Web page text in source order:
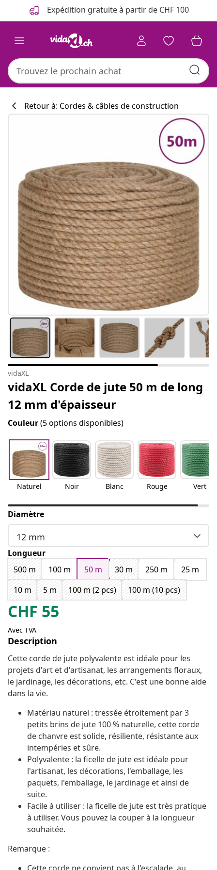
Précédent Expédition gratuite à partir de CHF 100
Retour à: Cordes & câbles de construction
vidaXL
vidaXL Corde de jute 50 m de long
12 mm d'épaisseur
Couleur(5 options disponibles)
Naturel Noir Blanc Rouge Vert
Diamètre
12 mm
Longueur
500 m
100 m 50 m 30 m 250 m
25 m
10 m
5 m 100 m (2 pcs) 100 m (10 pcs)
CHF 55
Avec TVA
Description
Cette corde de jute polyvalente est idéale pour les
projets d'art et d'artisanat, les arrangements floraux,
le jardinage, les décorations, etc. C'est une bonne aide
dans la vie.
Matériau naturel : tressée étroitement par 3
petits brins de jute 100 % naturelle, cette corde
de chanvre est solide, résiliente, résistante aux
intempéries et sûre.
Polyvalente : la ficelle de jute est idéale pour
l'artisanat, les décorations, l'emballage, les
paquets, l'emballage, le jardinage et ainsi de
suite.
Facile à utiliser : la ficelle de jute est très pratique
à utiliser. Vous pouvez la couper à la longueur
souhaitée.
Remarque :